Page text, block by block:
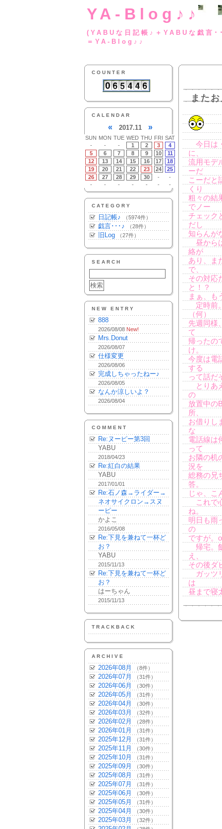
YA-Blog♪♪
(YABUな日記帳♪
＝YA-Blog♪♪
COUNTER
CALENDAR
« 2017.11 »
SUN MON TUE WED THU FRI SAT
-
- - 1 2 3
4
5
6 7 8 9 10
11
12
13 14 15 16 17
18
19
20 21 22 23 24
25
26
27 28 29 30 -
-
-
- - - - - -
CATEGORY
日記帳♪ （5974件）
戯言･･･♪ （28件）
旧Log （27件）
SEARCH
NEW ENTRY
888
2026/08/08 New!
Mrs.Donut
2026/08/07
仕様変更
2026/08/06
完成しちゃったねー♪
2026/08/05
なんか涼しいよ？
2026/08/04
COMMENT
Re:ヌーピー第3回
YABU
2018/04/23
Re:紅白の結果
YABU
2017/01/01
Re:石ノ森→ライダー→
ネオサイクロン→スヌ
ーピー
かよこ
2016/05/08
Re:下見を兼ねて一杯ど
お？
YABU
2015/11/13
Re:下見を兼ねて一杯ど
お？
はーちゃん
2015/11/13
TRACKBACK
ARCHIVE
2026年08月 （8件）
2026年07月 （31件）
2026年06月 （30件）
2026年05月 （31件）
2026年04月 （30件）
2026年03月 （32件）
2026年02月 （28件）
2026年01月 （31件）
2025年12月 （31件）
2025年11月 （30件）
2025年10月 （31件）
2025年09月 （30件）
2025年08月 （31件）
2025年07月 （31件）
2025年06月 （30件）
2025年05月 （31件）
2025年04月 （30件）
2025年03月 （32件）
また
今日は
に、
流用モデ
ーだ
こーだと
くり
粗々の結
でノー
チェック
だし
知らんが
昼から
絡が
あり、ま
で、
その対応
と！？
まぁ、も
定時前
（何）
先週同様
て
帰ったの
け。
今度は電
する
って話だ
とりあ
の
放置中の
所、
お借りし
な
電話線は
って
お隣の机
況を
総務の兄
答。
じゃ、こ
これで
ね。
明日も雨
の
ですが。
帰宅。
え、
その後ダ
ガッツ
は
昼まで寝